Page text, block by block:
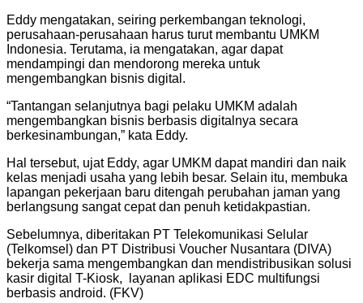
Eddy mengatakan, seiring perkembangan teknologi,
perusahaan-perusahaan harus turut membantu UMKM
Indonesia. Terutama, ia mengatakan, agar dapat
mendampingi dan mendorong mereka untuk
mengembangkan bisnis digital.
“Tantangan selanjutnya bagi pelaku UMKM adalah
mengembangkan bisnis berbasis digitalnya secara
berkesinambungan,” kata Eddy.
Hal tersebut, ujat Eddy, agar UMKM dapat mandiri dan naik
kelas menjadi usaha yang lebih besar. Selain itu, membuka
lapangan pekerjaan baru ditengah perubahan jaman yang
berlangsung sangat cepat dan penuh ketidakpastian.
Sebelumnya, diberitakan PT Telekomunikasi Selular
(Telkomsel) dan PT Distribusi Voucher Nusantara (DIVA)
bekerja sama mengembangkan dan mendistribusikan solusi
kasir digital T-Kiosk, layanan aplikasi EDC multifungsi
berbasis android. (FKV)